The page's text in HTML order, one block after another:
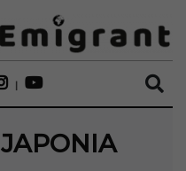
JAPONIA